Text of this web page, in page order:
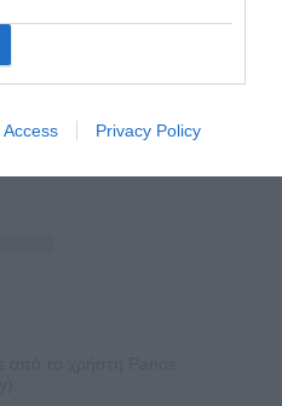
Access Privacy Policy